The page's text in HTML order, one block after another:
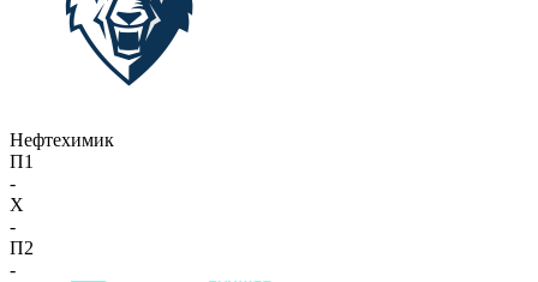
Нефтехимик
П1
-
X
-
П2
-